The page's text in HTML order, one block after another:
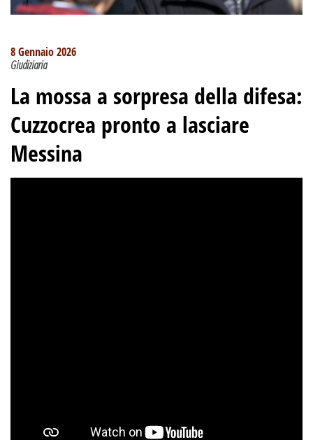
8 Gennaio 2026
Giudiziaria
La mossa a sorpresa della difesa:
Cuzzocrea pronto a lasciare
Messina